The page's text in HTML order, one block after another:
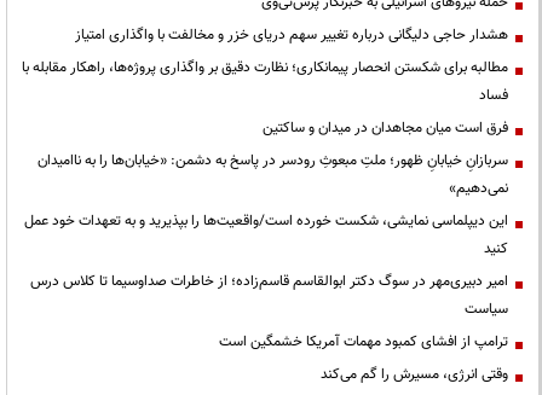
هشدار حاجی دلیگانی درباره تغییر سهم دریای خزر و مخالفت با واگذاری امتیاز
مطالبه برای شکستن انحصار پیمانکاری؛ نظارت دقیق بر واگذاری پروژه‌ها، راهکار مقابله با
فساد
فرق است میان مجاهدان در میدان و ساکتین
سربازانِ خیابانِ ظهور؛ ملتِ مبعوثِ رودسر در پاسخ به دشمن: «خیابان‌ها را به ناامیدان
نمی‌دهیم»
این دیپلماسی نمایشی، شکست خورده است/واقعیت‌ها را بپذیرید و به تعهدات خود عمل
کنید
امیر دبیری‌مهر در سوگ دکتر ابوالقاسم قاسم‌زاده؛ از خاطرات صداوسیما تا کلاس درس
سیاست
ترامپ از افشای کمبود مهمات آمریکا خشمگین است
وقتی انرژی، مسیرش را گم می‌کند